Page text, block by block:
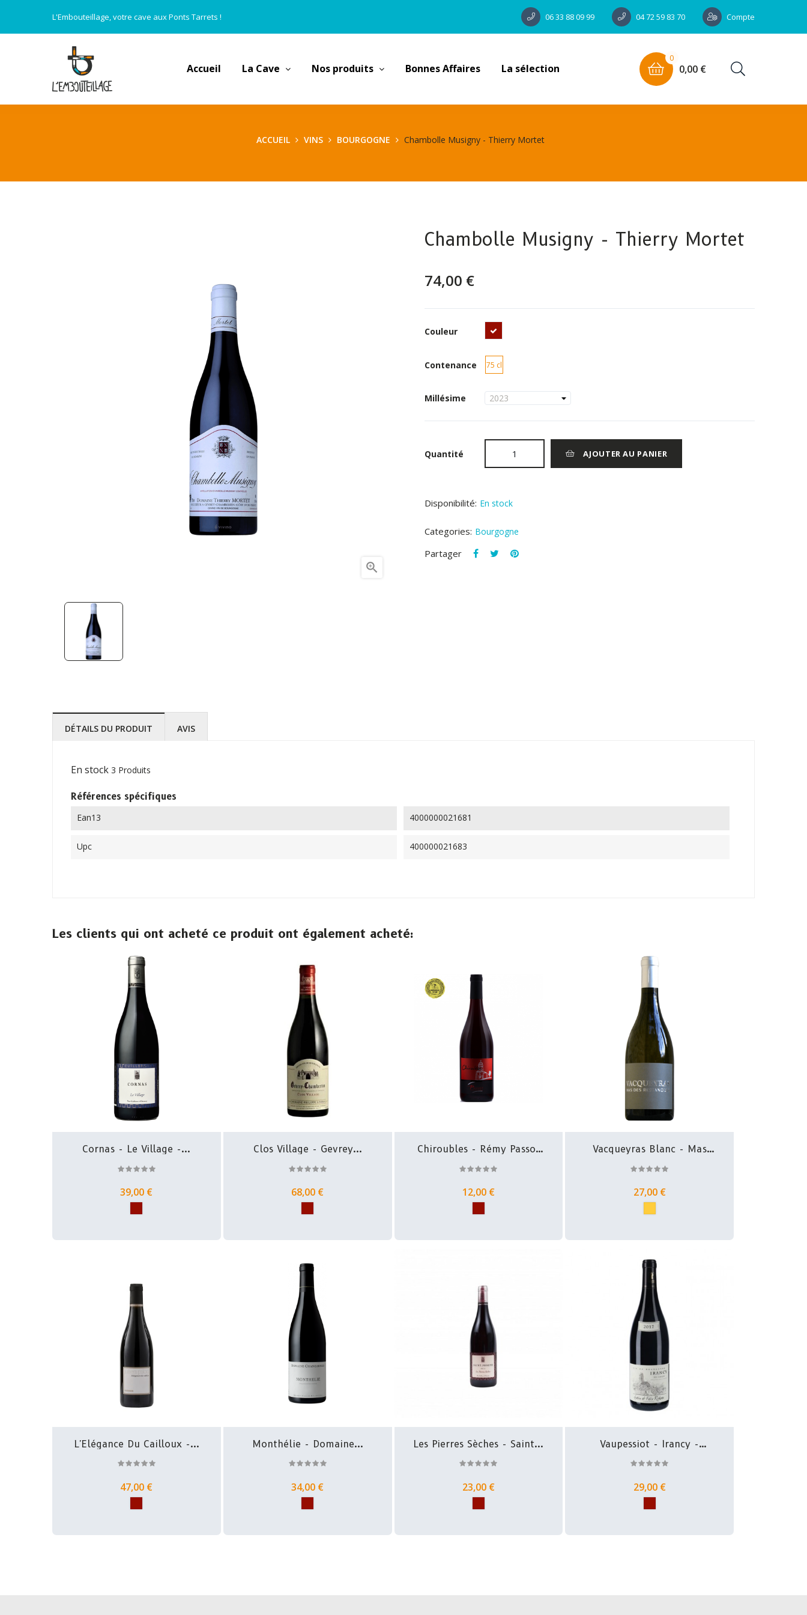
L'Embouteillage, votre cave aux Ponts Tarrets ! 06 33 88 09 99 04 72 59 83 70 Compte
Accueil La Cave Nos produits Bonnes Affaires La sélection
0
0,00 €
ACCUEIL VINS BOURGOGNE Chambolle Musigny - Thierry Mortet

Chambolle Musigny - Thierry Mortet
74,00 €
Couleur
Contenance 75 cl
Millésime
Quantité AJOUTER AU PANIER
Disponibilité: En stock
Categories: Bourgogne
Partager
DÉTAILS DU PRODUIT AVIS
En stock 3 Produits
Références spécifiques
Ean13 4000000021681
Upc 400000021683
Les clients qui ont acheté ce produit ont également acheté:
Cornas - Le Village -...
39,00 €
Clos Village - Gevrey...
68,00 €
Chiroubles - Rémy Passot
12,00 €
Vacqueyras Blanc - Mas
27,00 €
L'Elégance Du Cailloux -...
47,00 €
Monthélie - Domaine...
34,00 €
Les Pierres Sèches - Saint...
23,00 €
Vaupessiot - Irancy -
29,00 €